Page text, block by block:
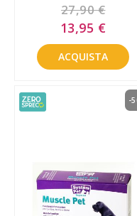
27,90 €
Special
Price
13,95 €
ACQUISTA
-